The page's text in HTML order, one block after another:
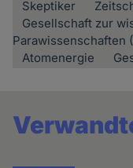
Skeptiker
Gesellschaft zur
Parawissenschaften
Atomenergie